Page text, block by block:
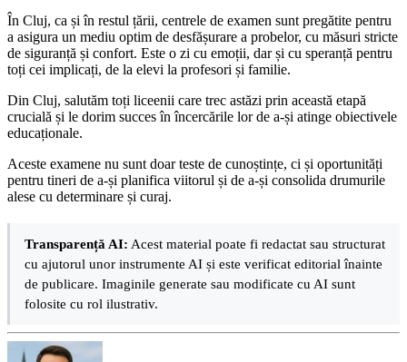
În Cluj, ca și în restul țării, centrele de examen sunt pregătite pentru
a asigura un mediu optim de desfășurare a probelor, cu măsuri stricte
de siguranță și confort. Este o zi cu emoții, dar și cu speranță pentru
toți cei implicați, de la elevi la profesori și familie.
Din Cluj, salutăm toți liceenii care trec astăzi prin această etapă
crucială și le dorim succes în încercările lor de a-și atinge obiectivele
educaționale.
Aceste examene nu sunt doar teste de cunoștințe, ci și oportunități
pentru tineri de a-și planifica viitorul și de a-și consolida drumurile
alese cu determinare și curaj.
Transparență AI: Acest material poate fi redactat sau structurat
cu ajutorul unor instrumente AI și este verificat editorial înainte
de publicare. Imaginile generate sau modificate cu AI sunt
folosite cu rol ilustrativ.